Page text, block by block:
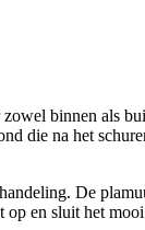
binnen als
die na het
De
en sluit het